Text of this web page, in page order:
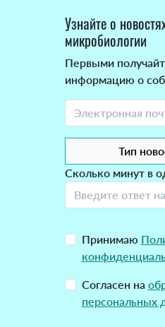
Узнайте о
микробиологии
Первыми
информацию о
Тип
Сколько минут в
Принимаю
Согласен на
персональных